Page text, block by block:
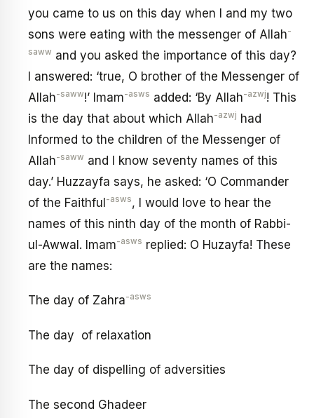
you came to us on this day when I and my two
sons were eating with the messenger of Allah-
saww and you asked the importance of this day?
I answered: ‘true, O brother of the Messenger of
Allah-saww!’ Imam-asws added: ‘By Allah-azwj! This
is the day that about which Allah-azwj had
Informed to the children of the Messenger of
Allah-saww and I know seventy names of this
day.’ Huzzayfa says, he asked: ‘O Commander
of the Faithful-asws, I would love to hear the
names of this ninth day of the month of Rabbi-
ul-Awwal. Imam-asws replied: O Huzayfa! These
are the names:
The day of Zahra-asws
The day of relaxation
The day of dispelling of adversities
The second Ghadeer